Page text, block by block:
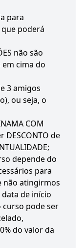
para
poderá
não são
cima do
3 amigos
ou seja, o
COM
DESCONTO de
depende do
para
não atingirmos
de início
curso pode ser
do valor da